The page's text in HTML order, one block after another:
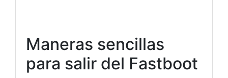
Maneras sencillas
para salir del Fastboot